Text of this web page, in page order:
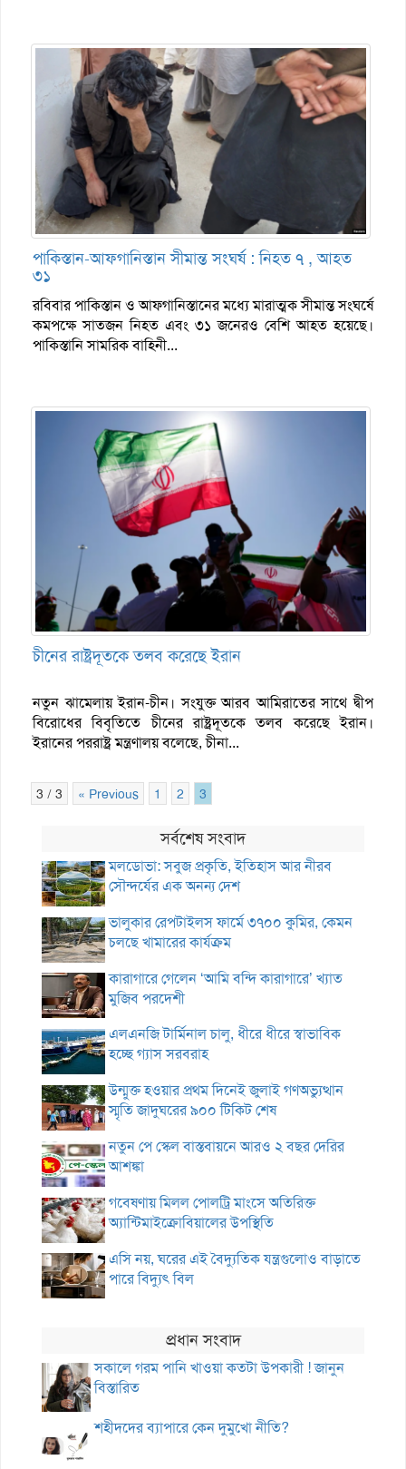
পাকিস্তান-আফগানিস্তান সীমান্ত সংঘর্ষ : নিহত ৭ , আহত
৩১
রবিবার পাকিস্তান ও আফগানিস্তানের মধ্যে মারাত্মক সীমান্ত সংঘর্ষে
কমপক্ষে সাতজন নিহত এবং ৩১ জনেরও বেশি আহত হয়েছে।
পাকিস্তানি সামরিক বাহিনী...
চীনের রাষ্ট্রদূতকে তলব করেছে ইরান
নতুন ঝামেলায় ইরান-চীন। সংযুক্ত আরব আমিরাতের সাথে দ্বীপ
বিরোধের বিবৃতিতে চীনের রাষ্ট্রদূতকে তলব করেছে ইরান।
ইরানের পররাষ্ট্র মন্ত্রণালয় বলেছে, চীনা...
3 / 3 « Previous 1 2 3
সর্বশেষ সংবাদ
মলডোভা: সবুজ প্রকৃতি, ইতিহাস আর নীরব
সৌন্দর্যের এক অনন্য দেশ
ভালুকার রেপটাইলস ফার্মে ৩৭০০ কুমির, কেমন
চলছে খামারের কার্যক্রম
কারাগারে গেলেন ‘আমি বন্দি কারাগারে’ খ্যাত
মুজিব পরদেশী
এলএনজি টার্মিনাল চালু, ধীরে ধীরে স্বাভাবিক
হচ্ছে গ্যাস সরবরাহ
উন্মুক্ত হওয়ার প্রথম দিনেই জুলাই গণঅভ্যুত্থান
স্মৃতি জাদুঘরের ৯০০ টিকিট শেষ
নতুন পে স্কেল বাস্তবায়নে আরও ২ বছর দেরির
আশঙ্কা
গবেষণায় মিলল পোলট্রি মাংসে অতিরিক্ত
অ্যান্টিমাইক্রোবিয়ালের উপস্থিতি
এসি নয়, ঘরের এই বৈদ্যুতিক যন্ত্রগুলোও বাড়াতে
পারে বিদ্যুৎ বিল
প্রধান সংবাদ
সকালে গরম পানি খাওয়া কতটা উপকারী ! জানুন
বিস্তারিত
শহীদদের ব্যাপারে কেন দুমুখো নীতি?